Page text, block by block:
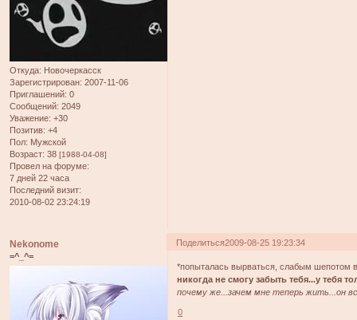
Откуда: Новочеркасск
Зарегистрирован: 2007-11-06
Приглашений: 0
Сообщений: 2049
Уважение: +30
Позитив: +4
Пол: Мужской
Возраст: 38 [1988-04-08]
Провел на форуме:
7 дней 22 часа
Последний визит:
2010-08-02 23:24:19
Поделиться2009-08-25 19:23:34
Nekonome
=^_^=
*попыталась вырваться, слабым шепотом
никогда не смогу забыть тебя...у тебя
почему же...зачем мне теперь жить...он
0